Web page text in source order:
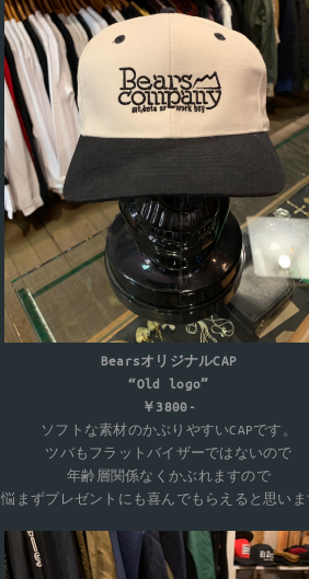
BearsオリジナルCAP
“Old logo”
￥3800-
ソフトな素材のかぶりやすいCAPです。
ツバもフラットバイザーではないので
年齢層関係なくかぶれますので
悩まずプレゼントにも喜んでもらえると思い